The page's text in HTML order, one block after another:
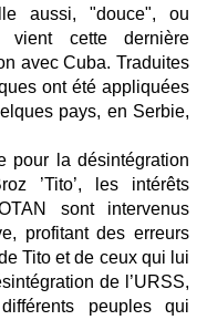
aussi, "douce", ou
vient cette dernière
avec Cuba. Traduites
ont été appliquées
pays, en Serbie,
pour la désintégration
’Tito’, les intérêts
sont intervenus
profitant des erreurs
Tito et de ceux qui lui
de l’URSS,
peuples qui